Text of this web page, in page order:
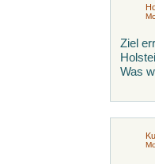
Ziel
Was